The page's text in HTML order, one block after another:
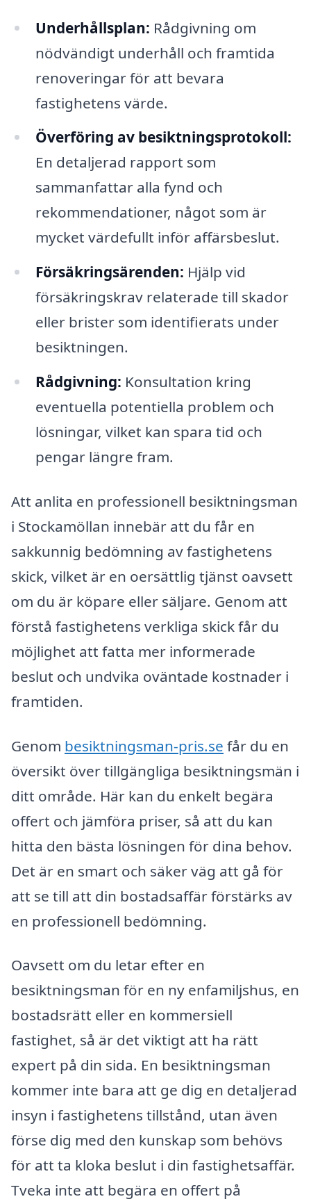
Underhållsplan: Rådgivning om
nödvändigt underhåll och framtida
renoveringar för att bevara
fastighetens värde.
Överföring av besiktningsprotokoll:
En detaljerad rapport som
sammanfattar alla fynd och
rekommendationer, något som är
mycket värdefullt inför affärsbeslut.
Försäkringsärenden: Hjälp vid
försäkringskrav relaterade till skador
eller brister som identifierats under
besiktningen.
Rådgivning: Konsultation kring
eventuella potentiella problem och
lösningar, vilket kan spara tid och
pengar längre fram.
Att anlita en professionell besiktningsman
i Stockamöllan innebär att du får en
sakkunnig bedömning av fastighetens
skick, vilket är en oersättlig tjänst oavsett
om du är köpare eller säljare. Genom att
förstå fastighetens verkliga skick får du
möjlighet att fatta mer informerade
beslut och undvika oväntade kostnader i
framtiden.
Genom besiktningsman-pris.se får du en
översikt över tillgängliga besiktningsmän i
ditt område. Här kan du enkelt begära
offert och jämföra priser, så att du kan
hitta den bästa lösningen för dina behov.
Det är en smart och säker väg att gå för
att se till att din bostadsaffär förstärks av
en professionell bedömning.
Oavsett om du letar efter en
besiktningsman för en ny enfamiljshus, en
bostadsrätt eller en kommersiell
fastighet, så är det viktigt att ha rätt
expert på din sida. En besiktningsman
kommer inte bara att ge dig en detaljerad
insyn i fastighetens tillstånd, utan även
förse dig med den kunskap som behövs
för att ta kloka beslut i din fastighetsaffär.
Tveka inte att begära en offert på